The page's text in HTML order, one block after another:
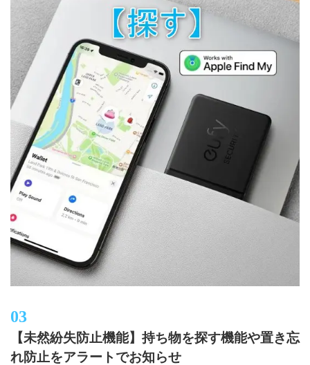
【未然紛失防止機能】持ち物を探す機能や置き忘
れ防止をアラートでお知らせ